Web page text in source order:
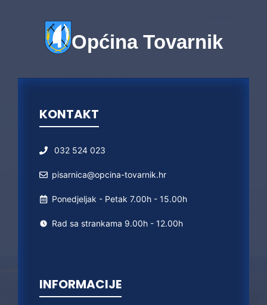
Općina Tovarnik
KONTAKT
032 524 023
pisarnica@opcina-tovarnik.hr
Ponedjeljak - Petak 7.00h - 15.00h
Rad sa strankama 9.00h - 12.00h
INFORMACIJE